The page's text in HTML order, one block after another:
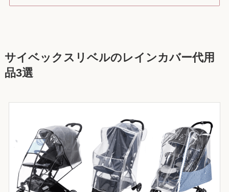
サイベックスリベルのレインカバー代用
品3選